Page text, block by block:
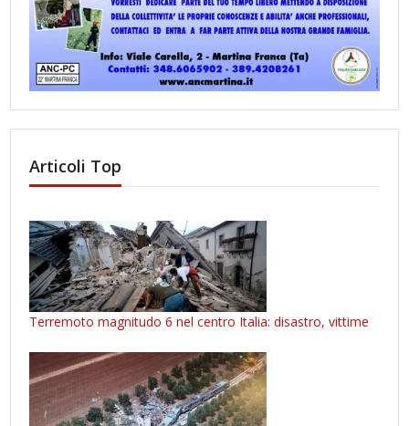
Articoli Top
Terremoto magnitudo 6 nel centro Italia: disastro, vittime